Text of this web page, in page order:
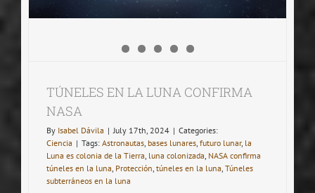
TÚNELES EN LA LUNA CONFIRMA
NASA
By Isabel Dávila | July 17th, 2024 | Categories:
Ciencia | Tags: Astronautas bases lunares futuro lunar, la
Luna es colonia de la Tierra luna colonizada NASA confirma
túneles en la luna Protección túneles en la luna Túneles
subterráneos en la luna